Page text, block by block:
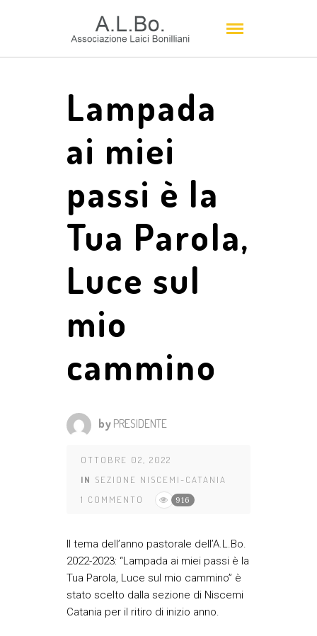
Lampada
ai miei
passi è la
Tua Parola,
Luce sul
mio
cammino
by PRESIDENTE
OTTOBRE 02, 2022
IN SEZIONE NISCEMI-CATANIA
1 COMMENTO
916
Il tema dell’anno pastorale dell’A.L.Bo.
2022-2023: “Lampada ai miei passi è la
Tua Parola, Luce sul mio cammino” è
stato scelto dalla sezione di Niscemi
Catania per il ritiro di inizio anno.